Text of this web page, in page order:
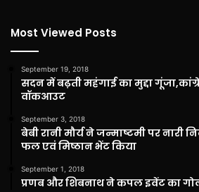
Most Viewed Posts
September 19, 2018
सदन में बढ़ती महंगाई का मुद्दा
वॉकआउट
September 3, 2018
बेबी रानी मौर्य ने जन्माष्टमी पर नारी
फल एवं मिष्ठान भेंट किया
September 1, 2018
प्रणब और शिबनाथ ने कपल इवेंट का